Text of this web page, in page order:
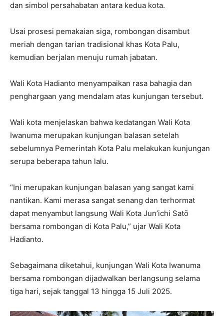
dan simbol persahabatan antara kedua kota.
Usai prosesi pemakaian siga, rombongan disambut
meriah dengan tarian tradisional khas Kota Palu,
kemudian berjalan menuju rumah jabatan.
Wali Kota Hadianto menyampaikan rasa bahagia dan
penghargaan yang mendalam atas kunjungan tersebut.
Wali kota menjelaskan bahwa kedatangan Wali Kota
Iwanuma merupakan kunjungan balasan setelah
sebelumnya Pemerintah Kota Palu melakukan kunjungan
serupa beberapa tahun lalu.
“Ini merupakan kunjungan balasan yang sangat kami
nantikan. Kami merasa sangat senang dan terhormat
dapat menyambut langsung Wali Kota Jun’ichi Satō
bersama rombongan di Kota Palu,” ujar Wali Kota
Hadianto.
Sebagaimana diketahui, kunjungan Wali Kota Iwanuma
bersama rombongan dijadwalkan berlangsung selama
tiga hari, sejak tanggal 13 hingga 15 Juli 2025.